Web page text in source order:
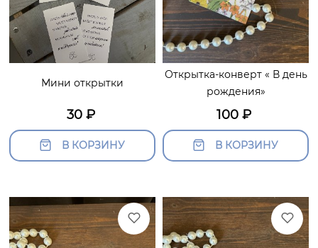
Мини открытки
30₽
В КОРЗИНУ
Открытка-конверт « В день
рождения»
100 ₽
В КОРЗИНУ